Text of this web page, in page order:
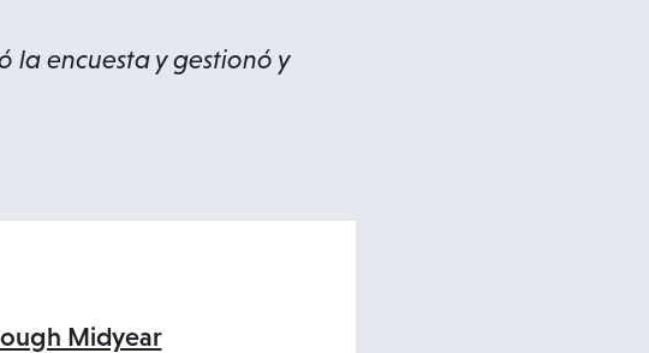
la encuesta y gestionó y
Midyear